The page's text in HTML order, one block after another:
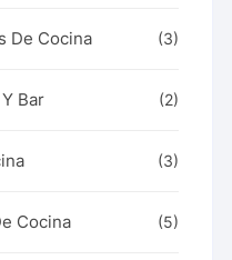
De Cocina (3)
Bar (2)
(3)
Cocina (5)